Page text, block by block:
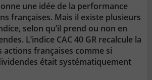
une idée de la performance
françaises. Mais il existe plusieurs
selon qu’il prend ou non en
L’indice CAC 40 GR recalcule la
actions françaises comme si
était systématiquement